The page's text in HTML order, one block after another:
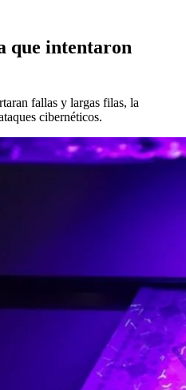
que intentaron
fallas y largas filas, la
cibernéticos.